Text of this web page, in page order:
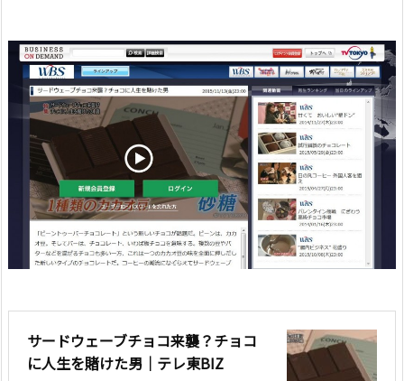
サードウェーブチョコ来襲？チョコ
に人生を賭けた男｜テレ東BIZ